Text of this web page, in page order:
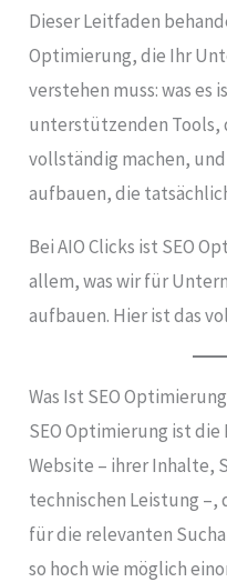
Dieser Leitfaden
Optimierung, die Ihr
verstehen muss: was
unterstützenden Tools,
vollständig machen,
aufbauen, die
Bei AIO Clicks ist SEO
allem, was wir für
aufbauen. Hier ist das
Was Ist SEO
SEO Optimierung ist
Website – ihrer
technischen Leistung –,
für die relevanten
so hoch wie möglich